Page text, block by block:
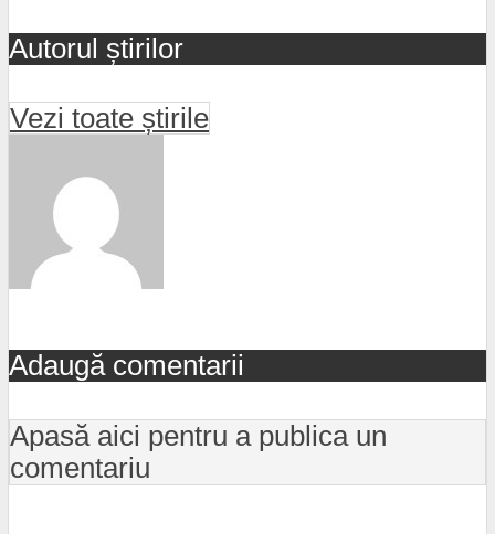
Autorul știrilor
Vezi toate știrile
Adaugă comentarii
Apasă aici pentru a publica un
comentariu